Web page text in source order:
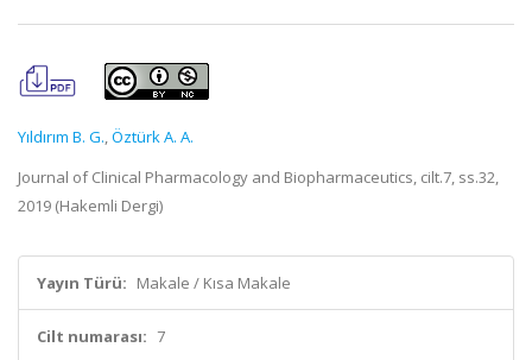
Yıldırım B. G.,Öztürk A. A.
Journal of Clinical Pharmacology and Biopharmaceutics, cilt.7, ss.32,
2019 (Hakemli Dergi)
Yayın Türü: Makale / Kısa Makale
Cilt numarası: 7